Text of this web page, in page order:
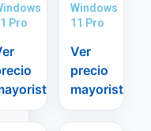
Pro
Windows
11 Pro
Ver
precio
mayorista